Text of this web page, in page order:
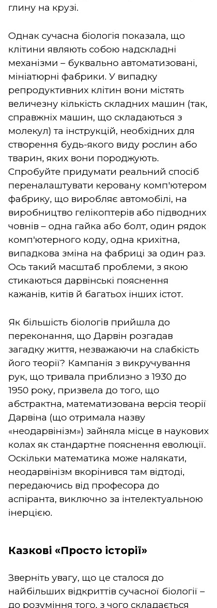
глину на крузі.
Однак сучасна біологія показала, що
клітини являють собою надскладні
механізми – буквально автоматизовані,
мініатюрні фабрики. У випадку
репродуктивних клітин вони містять
величезну кількість складних машин (так,
справжніх машин, що складаються з
молекул) та інструкцій, необхідних для
створення будь-якого виду рослин або
тварин, яких вони породжують.
Спробуйте придумати реальний спосіб
переналаштувати керовану комп'ютером
фабрику, що виробляє автомобілі, на
виробництво гелікоптерів або підводних
човнів – одна гайка або болт, один рядок
комп'ютерного коду, одна крихітна,
випадкова зміна на фабриці за один раз.
Ось такий масштаб проблеми, з якою
стикаються дарвінські пояснення
кажанів, китів й багатьох інших істот.
Як більшість біологів прийшла до
переконання, що Дарвін розгадав
загадку життя, незважаючи на слабкість
його теорії? Кампанія з викручування
рук, що тривала приблизно з 1930 до
1950 року, призвела до того, що
абстрактна, математизована версія теорії
Дарвіна (що отримала назву
«неодарвінізм») зайняла місце в наукових
колах як стандартне пояснення еволюції.
Оскільки математика може налякати,
неодарвінізм вкорінився там відтоді,
передаючись від професора до
аспіранта, виключно за інтелектуальною
інерцією.
Казкові «Просто історії»
Зверніть увагу, що це сталося до
найбільших відкриттів сучасної біології –
до розуміння того, з чого складається